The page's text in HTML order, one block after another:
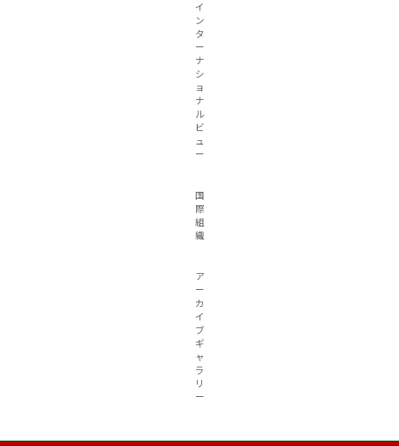
イ
ン
タ
ー
ナ
シ
ョ
ナ
ル
ビ
ュ
ー
国
際
組
織
ア
ー
カ
イ
ブ
ギ
ャ
ラ
リ
ー